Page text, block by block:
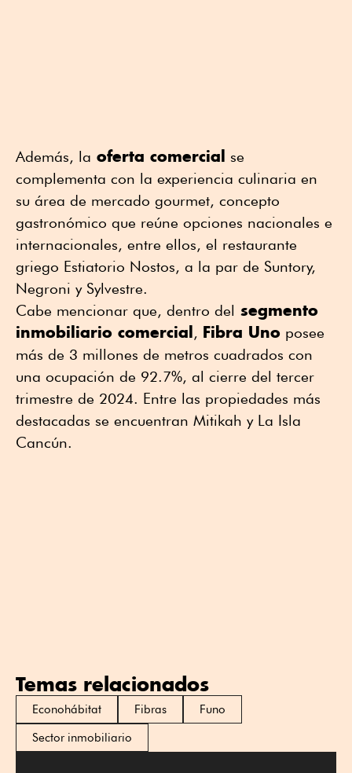
Además, la oferta comercial se
complementa con la experiencia culinaria en
su área de mercado gourmet, concepto
gastronómico que reúne opciones nacionales e
internacionales, entre ellos, el restaurante
griego Estiatorio Nostos, a la par de Suntory,
Negroni y Sylvestre.
Cabe mencionar que, dentro del segmento
inmobiliario comercial , Fibra Uno posee
más de 3 millones de metros cuadrados con
una ocupación de 92.7%, al cierre del tercer
trimestre de 2024. Entre las propiedades más
destacadas se encuentran Mitikah y La Isla
Cancún.
Temas relacionados
Econohábitat Fibras
Funo
Sector inmobiliario